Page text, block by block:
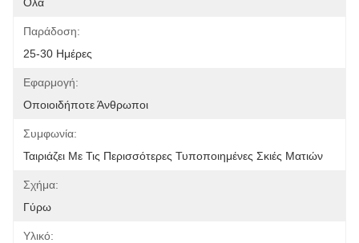
Παράδοση:
25-30 Ημέρες
Εφαρμογή:
Οποιοιδήποτε Άνθρωποι
Συμφωνία:
Ταιριάζει Με Τις Περισσότερες Τυποποιημένες Σκιές Ματιών
Σχήμα:
Γύρω
Υλικό: